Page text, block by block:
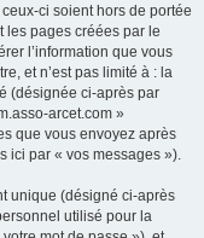
ci soient hors de portée
les pages créées par le
l’information que vous
et n’est pas limité à : la
(désignée ci-après par
arcet.com »
que vous envoyez après
ici par « vos messages »).
unique (désigné ci-après
utilisé pour la